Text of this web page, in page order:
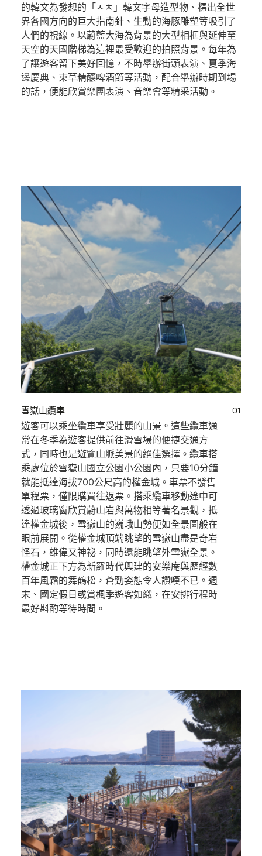
的韓文為發想的「ㅅㅊ」韓文字母造型物、標出全世
界各國方向的巨大指南針、生動的海豚雕塑等吸引了
人們的視線。以蔚藍大海為背景的大型相框與延伸至
天空的天國階梯為這裡最受歡迎的拍照背景。每年為
了讓遊客留下美好回憶，不時舉辦街頭表演、夏季海
邊慶典、束草精釀啤酒節等活動，配合舉辦時期到場
的話，便能欣賞樂團表演、音樂會等精采活動。
01
雪嶽山纜車
遊客可以乘坐纜車享受壯麗的山景。這些纜車通
常在冬季為遊客提供前往滑雪場的便捷交通方
式，同時也是遊覽山脈美景的絕佳選擇。纜車搭
乘處位於雪嶽山國立公園小公園內，只要10分鐘
就能抵達海拔700公尺高的權金城。車票不發售
單程票，僅限購買往返票。搭乘纜車移動途中可
透過玻璃窗欣賞蔚山岩與萬物相等著名景觀，抵
達權金城後，雪嶽山的巍峨山勢便如全景圖般在
眼前展開。從權金城頂端眺望的雪嶽山盡是奇岩
怪石，雄偉又神祕，同時還能眺望外雪嶽全景。
權金城正下方為新羅時代興建的安樂庵與歷經數
百年風霜的舞鶴松，蒼勁姿態令人讚嘆不已。週
末、國定假日或賞楓季遊客如織，在安排行程時
最好斟酌等待時間。